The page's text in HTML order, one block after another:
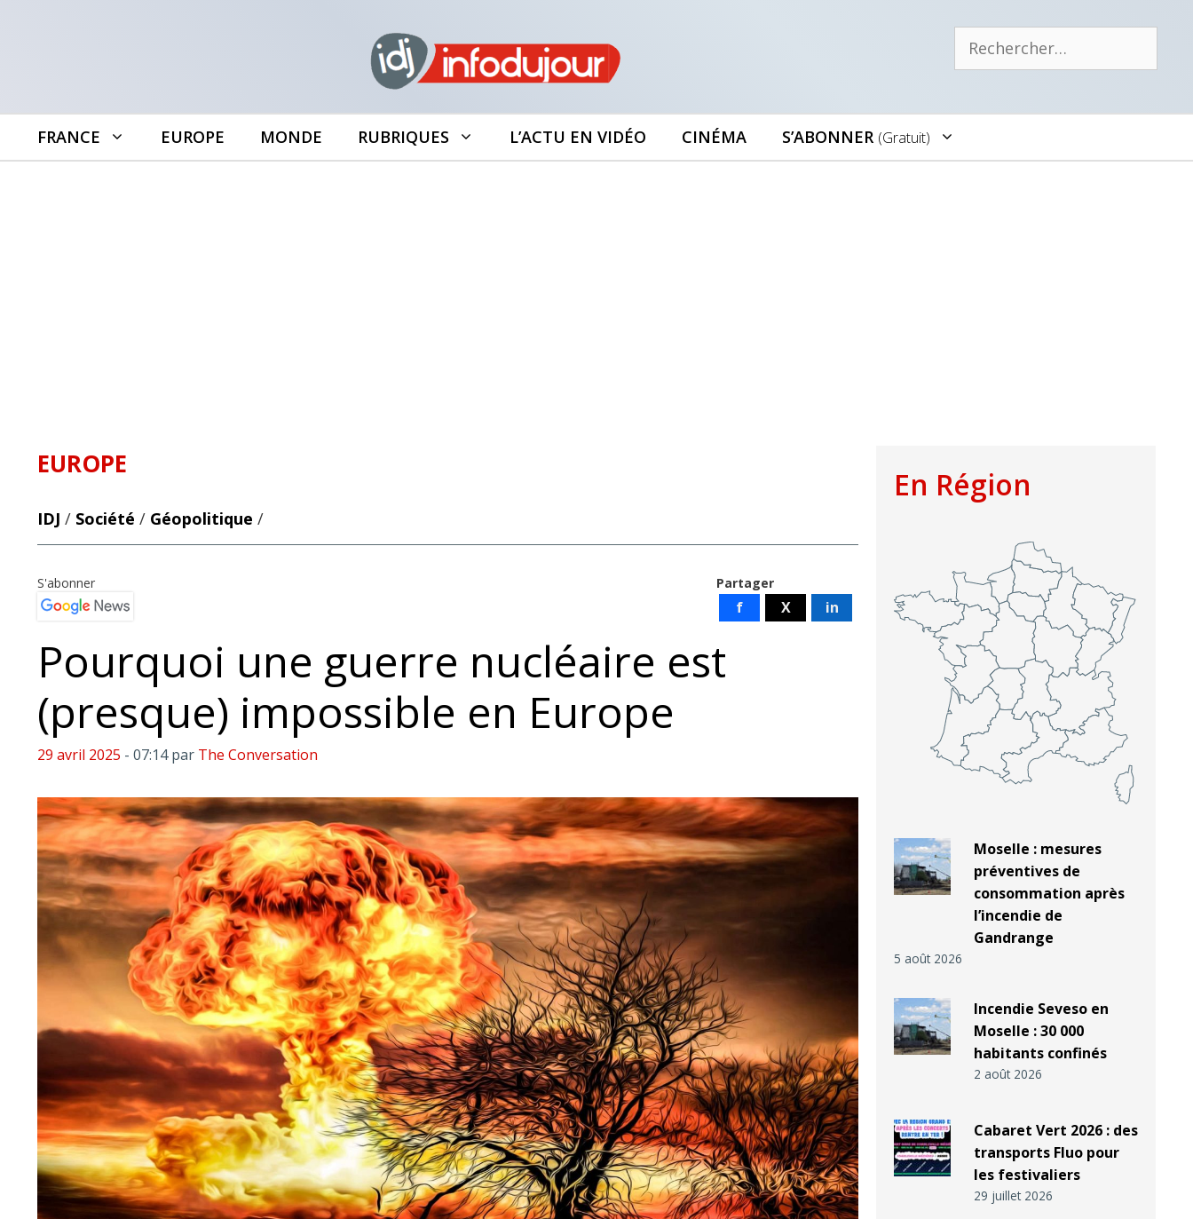
Rechercher :
FRANCE EUROPE MONDE RUBRIQUES L’ACTU EN VIDÉO CINÉMA S’ABONNER (gratuit)
EUROPE
IDJ / Société / Géopolitique /
Partager
f X in
S'abonner
Pourquoi une guerre nucléaire est
(presque) impossible en Europe
29 avril 2025 - 07:14 par The Conversation
En Région
Moselle : mesures
préventives de
consommation après
l’incendie de
Gandrange
5 août 2026
Incendie Seveso en
Moselle : 30 000
habitants confinés
2 août 2026
Cabaret Vert 2026 : des
transports Fluo pour
les festivaliers
29 juillet 2026